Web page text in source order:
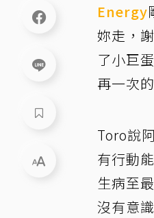
Energy
妳走，
了小巨
再一次
Toro說
有行動
生病至
沒有意